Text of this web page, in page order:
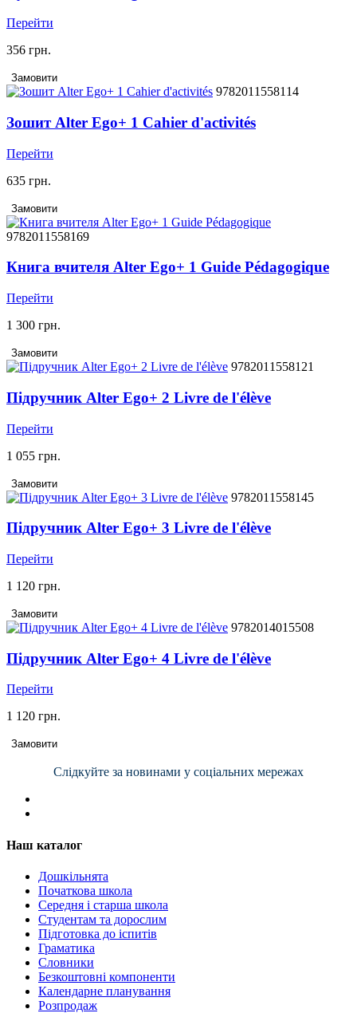
Перейти
356 грн.
Замовити
9782011558114
Зошит Alter Ego+ 1 Cahier d'activités
Перейти
635 грн.
Замовити
9782011558169
Книга вчителя Alter Ego+ 1 Guide Pédagogique
Перейти
1 300 грн.
Замовити
9782011558121
Підручник Alter Ego+ 2 Livre de l'élève
Перейти
1 055 грн.
Замовити
9782011558145
Підручник Alter Ego+ 3 Livre de l'élève
Перейти
1 120 грн.
Замовити
9782014015508
Підручник Alter Ego+ 4 Livre de l'élève
Перейти
1 120 грн.
Замовити
Слідкуйте за новинами у соціальних мережах
Наш каталог
Дошкільнята
Початкова школа
Середня і старша школа
Студентам та дорослим
Підготовка до іспитів
Граматика
Словники
Безкоштовні компоненти
Календарне планування
Розпродаж